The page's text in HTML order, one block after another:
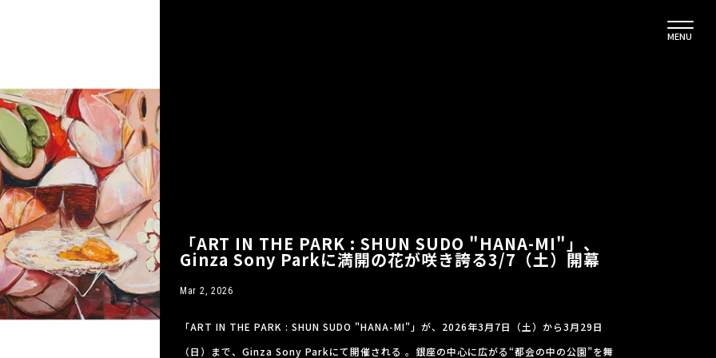
MENU
「ART IN THE PARK : SHUN SUDO "HANA-MI"」、
Ginza Sony Parkに満開の花が咲き誇る3/7（土）開幕
Mar 2, 2026
「ART IN THE PARK : SHUN SUDO "HANA-MI"」が、2026年3月7日（土）から3月29日
（日）まで、Ginza Sony Parkにて開催される 。銀座の中心に広がる“都会の中の公園”を舞